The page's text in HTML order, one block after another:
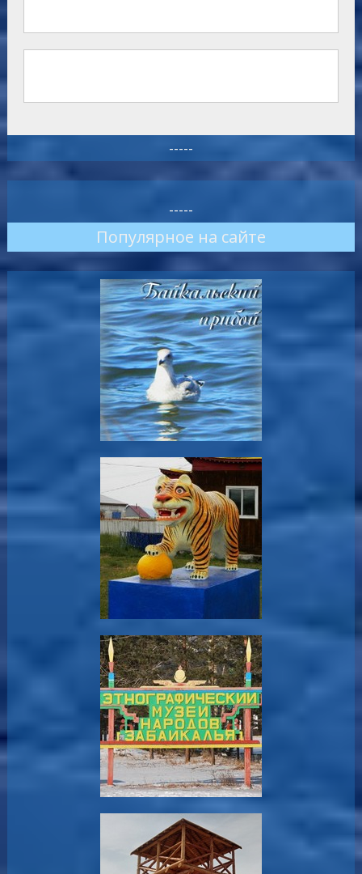
-----
-----
Популярное на сайте